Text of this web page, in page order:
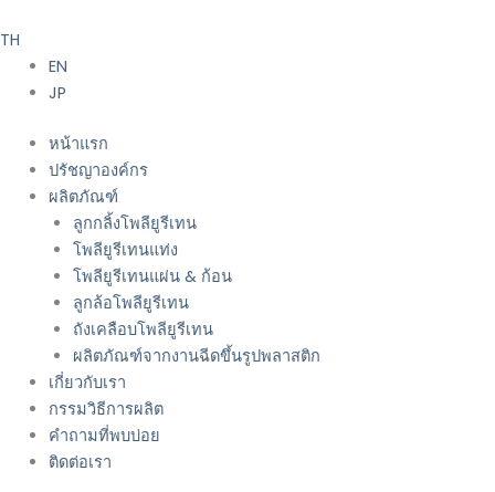
to
content
TH
EN
JP
หน้าแรก
ปรัชญาองค์กร
ผลิตภัณฑ์
ลูกกลิ้งโพลียูรีเทน
โพลียูรีเทนแท่ง
โพลียูรีเทนแผ่น & ก้อน
ลูกล้อโพลียูรีเทน
ถังเคลือบโพลียูรีเทน
ผลิตภัณฑ์จากงานฉีดขึ้นรูปพลาสติก
เกี่ยวกับเรา
กรรมวิธีการผลิต
คำถามที่พบบ่อย
ติดต่อเรา